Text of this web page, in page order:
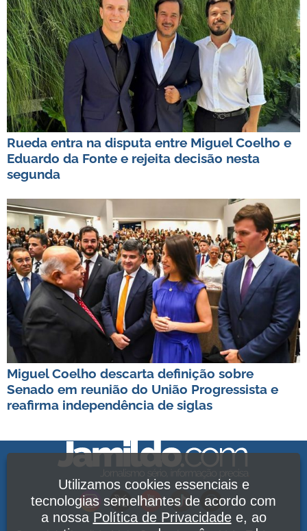
Rueda entra na disputa entre Miguel Coelho e
Eduardo da Fonte e rejeita decisão nesta
segunda
Miguel Coelho descarta definição sobre
Senado em reunião do União Progressista e
reafirma independência de siglas
Utilizamos cookies essenciais e
tecnologias semelhantes de acordo com
a nossa Política de Privacidadee, ao